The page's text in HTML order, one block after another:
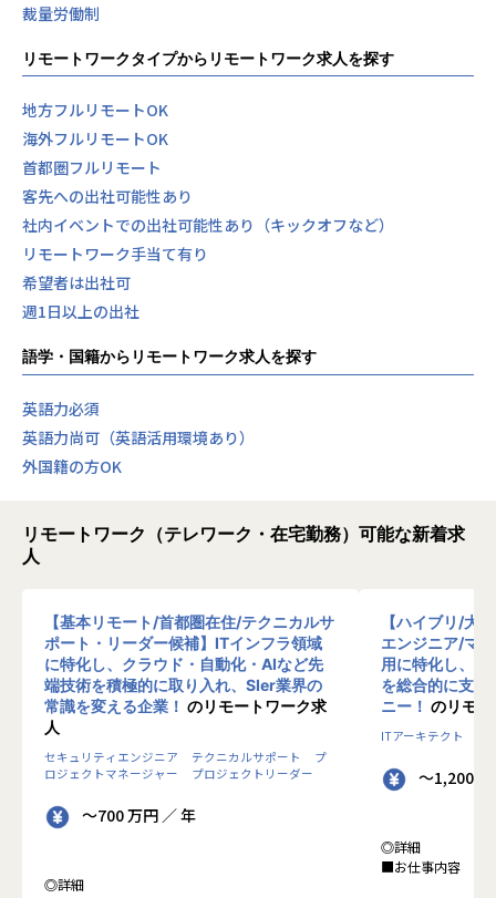
裁量労働制
リモートワークタイプからリモートワーク求人を探す
地方フルリモートOK
海外フルリモートOK
首都圏フルリモート
客先への出社可能性あり
社内イベントでの出社可能性あり（キックオフなど）
リモートワーク手当て有り
希望者は出社可
週1日以上の出社
語学・国籍からリモートワーク求人を探す
英語力必須
英語力尚可（英語活用環境あり）
外国籍の方OK
リモートワーク（テレワーク・在宅勤務）可能な新着求
人
【基本リモート/首都圏在住/テクニカルサ
ポート・リーダー候補】ITインフラ領域
に特化し、クラウド・自動化・AIなど先
端技術を積極的に取り入れ、SIer業界の
常識を変える企業！ のリモートワーク求
人
セキュリティエンジニア テクニカルサポート
プ
ロジェクトマネージャー
プロジェクトリーダー
～700 万円 ／ 年
◎詳細
【ハイブリ/大
エンジニア/マ
用に特化し、
を総合的に支援
ニー！ のリモ
ITアーキテクト
～1,200
◎詳細
■お仕事内容